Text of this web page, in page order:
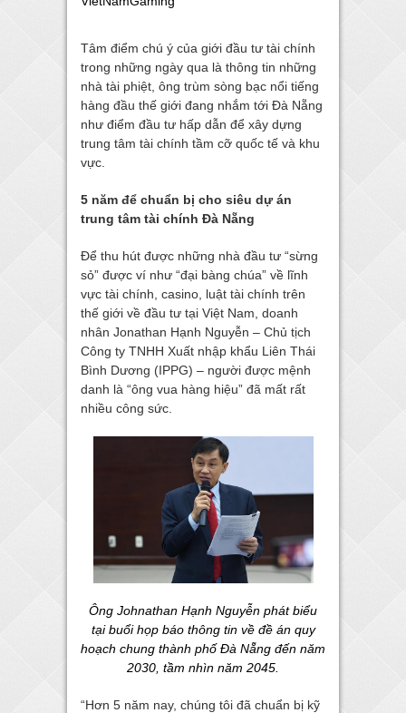
Tâm điểm chú ý của giới đầu tư tài chính
trong những ngày qua là thông tin những
nhà tài phiệt, ông trùm sòng bạc nổi tiếng
hàng đầu thế giới đang nhắm tới Đà Nẵng
như điểm đầu tư hấp dẫn để xây dựng
trung tâm tài chính tầm cỡ quốc tế và khu
vực.
5 năm để chuẩn bị cho siêu dự án
trung tâm tài chính Đà Nẵng
Để thu hút được những nhà đầu tư “sừng
sỏ” được ví như “đại bàng chúa” về lĩnh
vực tài chính, casino, luật tài chính trên
thế giới về đầu tư tại Việt Nam, doanh
nhân Jonathan Hạnh Nguyễn – Chủ tịch
Công ty TNHH Xuất nhập khẩu Liên Thái
Bình Dương (IPPG) – người được mệnh
danh là “ông vua hàng hiệu” đã mất rất
nhiều công sức.
Ông Johnathan Hạnh Nguyễn phát biểu
tại buổi họp báo thông tin về đề án quy
hoạch chung thành phố Đà Nẵng đến năm
2030, tầm nhìn năm 2045.
“Hơn 5 năm nay, chúng tôi đã chuẩn bị kỹ